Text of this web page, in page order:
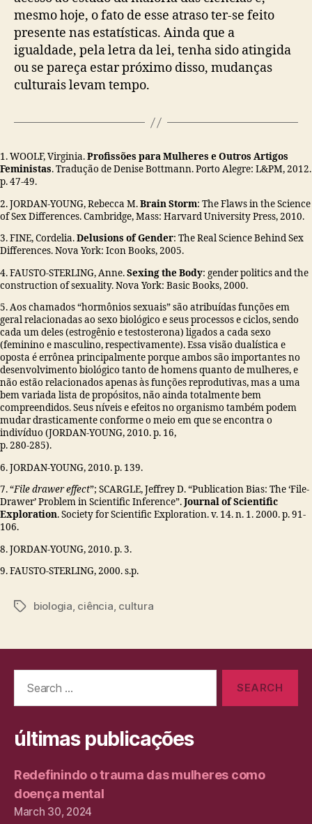
mesmo hoje, o fato de esse atraso ter-se feito
presente nas estatísticas. Ainda que a
igualdade, pela letra da lei, tenha sido atingida
ou se pareça estar próximo disso, mudanças
culturais levam tempo.
1. WOOLF, Virginia.Profissões para Mulheres e Outros Artigos
Feministas. Tradução de Denise Bottmann. Porto Alegre: L&PM, 2012.
p. 47-49.
2. JORDAN-YOUNG, Rebecca M.Brain Storm: The Flaws in the Science
of Sex Differences. Cambridge, Mass: Harvard University Press, 2010.
3. FINE, Cordelia.Delusions of Gender: The Real Science Behind Sex
Differences. Nova York: Icon Books, 2005.
4. FAUSTO-STERLING, Anne.Sexing the Body: gender politics and the
construction of sexuality. Nova York: Basic Books, 2000.
5. Aos chamados “hormônios sexuais” são atribuídas funções em
geral relacionadas ao sexo biológico e seus processos e ciclos, sendo
cada um deles (estrogênio e testosterona) ligados a cada sexo
(feminino e masculino, respectivamente). Essa visão dualística e
oposta é errônea principalmente porque ambos são importantes no
desenvolvimento biológico tanto de homens quanto de mulheres, e
não estão relacionados apenas às funções reprodutivas, mas a uma
bem variada lista de propósitos, não ainda totalmente bem
compreendidos. Seus níveis e efeitos no organismo também podem
mudar drasticamente conforme o meio em que se encontra o
indivíduo (JORDAN-YOUNG, 2010. p. 16,
p. 280-285).
6. JORDAN-YOUNG, 2010. p. 139.
7. “File drawer effect”; SCARGLE, Jeffrey D. “Publication Bias: The ‘File-
Drawer’ Problem in Scientific Inference”.Journal of Scientific
Exploration. Society for Scientific Exploration. v. 14. n. 1. 2000. p. 91-
106.
8. JORDAN-YOUNG, 2010. p. 3.
9. FAUSTO-STERLING, 2000. s.p.
Tagsbiologia, ciência, cultura
últimas publicações
Redefinindo o trauma das mulheres como
doença mental
March 30, 2024